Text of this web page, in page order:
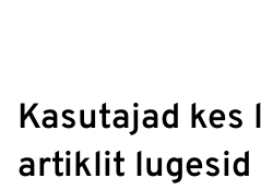
Kasutajad kes
artiklit lugesid